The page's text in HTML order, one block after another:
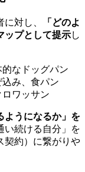
対し、
「どのよ
ップとして提示し
なドッグパン
み、食パン
ワッサン
ようになるか」を
い続ける自分」を
契約）に繋がりや